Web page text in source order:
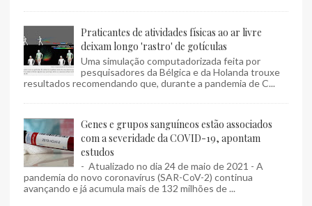
Praticantes de atividades físicas ao ar livre
deixam longo 'rastro' de gotículas
Uma simulação computadorizada feita por
pesquisadores da Bélgica e da Holanda trouxe
resultados recomendando que, durante a pandemia de C...
Genes e grupos sanguíneos estão associados
com a severidade da COVID-19, apontam
estudos
- Atualizado no dia 24 de maio de 2021 - A
pandemia do novo coronavírus (SAR-CoV-2) continua
avançando e já acumula mais de 132 milhões de ...